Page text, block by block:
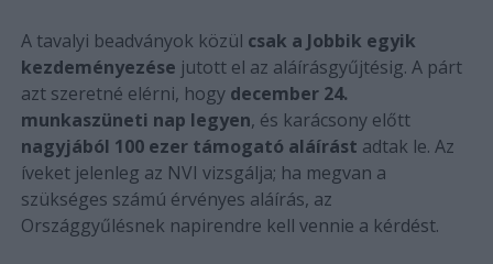
A tavalyi beadványok közül csak a Jobbik egyik
kezdeményezése jutott el az aláírásgyűjtésig. A párt
azt szeretné elérni, hogy december 24.
munkaszüneti nap legyen, és karácsony előtt
nagyjából 100 ezer támogató aláírást adtak le. Az
íveket jelenleg az NVI vizsgálja; ha megvan a
szükséges számú érvényes aláírás, az
Országgyűlésnek napirendre kell vennie a kérdést.